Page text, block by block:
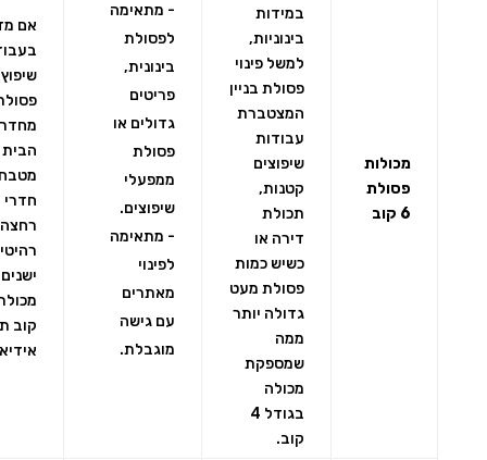
מכולות
פסולת
6 קוב
במידות
בינוניות,
למשל פינוי
פסולת בניין
המצטברת
עבודות
שיפוצים
קטנות,
תכולת
דירה או
כשיש כמות
פסולת מעט
גדולה יותר
ממה
שמספקת
מכולה
בגודל 4
קוב.
- מתאימה
לפסולת
בינונית,
פריטים
גדולים או
פסולת
ממפעלי
שיפוצים.
- מתאימה
לפינוי
מאתרים
עם גישה
מוגבלת.
אם
הבית
חדרי
רחצה
קוב